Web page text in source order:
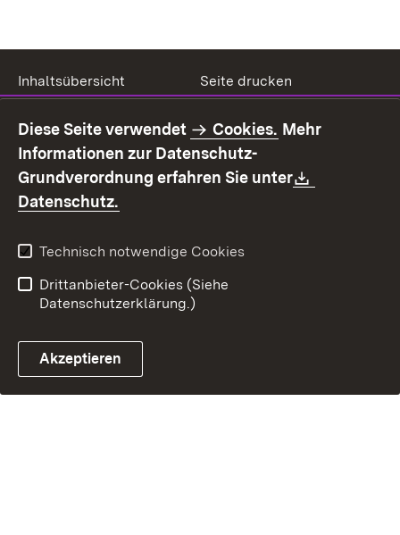
Inhaltsübersicht
Seite drucken
Benutzungshinweise
Erklärung zur
Barrierefreiheit
Kontakt
Fehlerhaften Link melden
Diese Seite verwendet Cookies. Mehr
Informationen zur Datenschutz-
Grundverordnung erfahren Sie unter
Datenschutz.
Technisch notwendige Cookies
Drittanbieter-Cookies (Siehe
Datenschutzerklärung.)
Akzeptieren